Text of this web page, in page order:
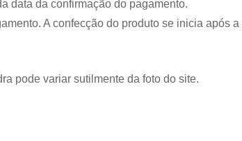
data da confirmação do pagamento.
A confecção do produto se inicia após
pode variar sutilmente da foto do site.